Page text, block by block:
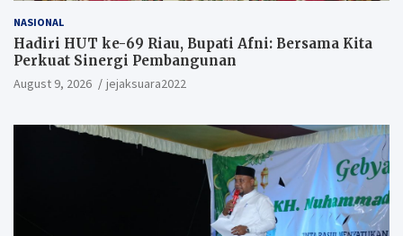
NASIONAL
Hadiri HUT ke-69 Riau, Bupati Afni: Bersama Kita
Perkuat Sinergi Pembangunan
August 9, 2026 jejaksuara2022